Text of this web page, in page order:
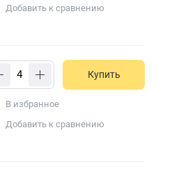
Добавить к сравнению
Купить
В избранное
Добавить к сравнению